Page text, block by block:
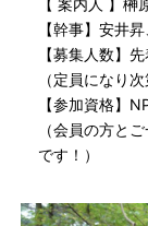
【 案内人 】
【幹事】安井
【募集人数】
（定員になり
【参加資格】
（会員の方と
です！）